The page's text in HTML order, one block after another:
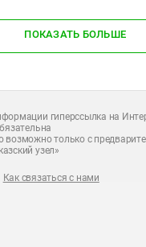
ПОКАЗАТЬ БОЛЬШЕ
гиперссылка на
возможно только с
узел»
Как связаться с нами